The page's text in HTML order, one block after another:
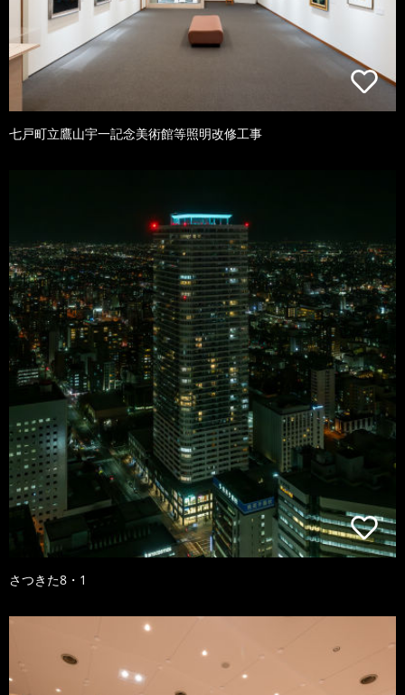
七戸町立鷹山宇一記念美術館等照明改修工事
さつきた8・1